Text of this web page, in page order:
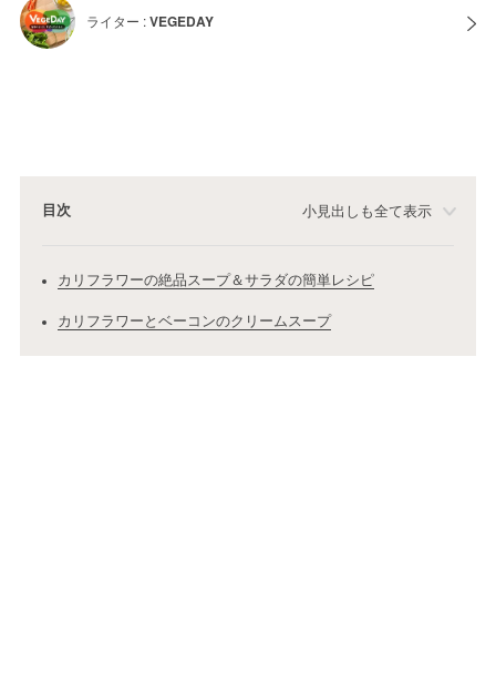
ライター :VEGEDAY
目次 小見出しも全て表示
カリフラワーの絶品スープ＆サラダの簡単レシピ
カリフラワーとベーコンのクリームスープ